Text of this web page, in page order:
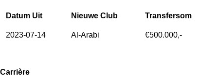
Datum Uit Nieuwe Club Transfersom
2023-07-14 Al-Arabi €500.000,-
Carrière